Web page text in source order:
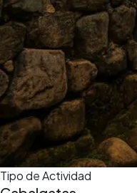
Tipo de Actividad